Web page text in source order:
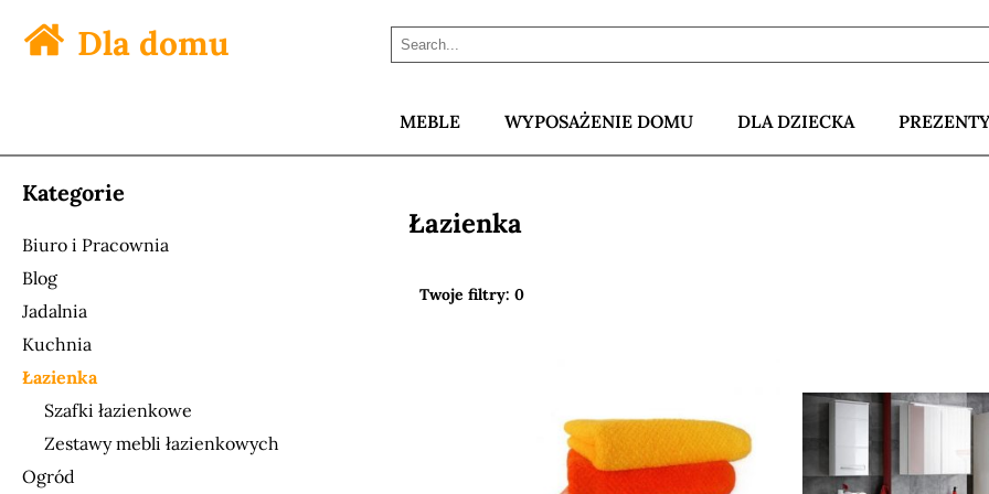
Dla domu
MEBLE WYPOSAŻENIE DOMU DLA DZIECKA
Kategorie
Biuro i Pracownia
Blog
Jadalnia
Kuchnia
Łazienka
Szafki łazienkowe
Zestawy mebli łazienkowych
Ogród
Łazienka
Twoje filtry: 0